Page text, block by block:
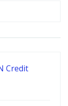
Credit